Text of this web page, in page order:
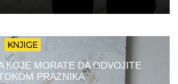
KNJIGE
KOJE MORATE DA ODVOJITE
PRAZNIKA